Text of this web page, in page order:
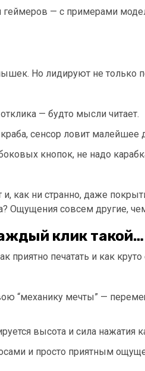
геймеров — с примерами
Но лидируют не только
— будто мысли читает.
краба, сенсор ловит малейшее
кнопок, не надо
как ни странно, даже
Ощущения совсем другие,
клик
приятно печатать и как круто
“механику мечты” —
высота и сила нажатия
и просто приятным